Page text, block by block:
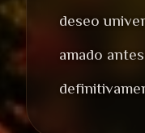
deseo
amado